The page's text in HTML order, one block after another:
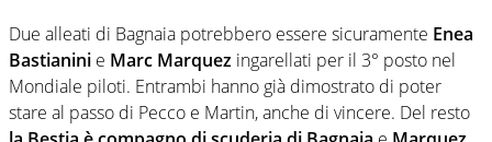
Due alleati di Bagnaia potrebbero essere sicuramente Enea
Bastianini e Marc Marquez ingarellati per il 3° posto nel
Mondiale piloti. Entrambi hanno già dimostrato di poter
stare al passo di Pecco e Martin, anche di vincere. Del resto